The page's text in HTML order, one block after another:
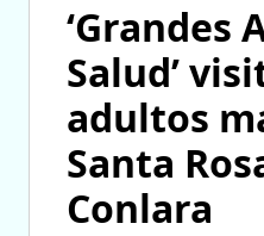
‘Grandes
Salud’
adultos
Santa
Conlara